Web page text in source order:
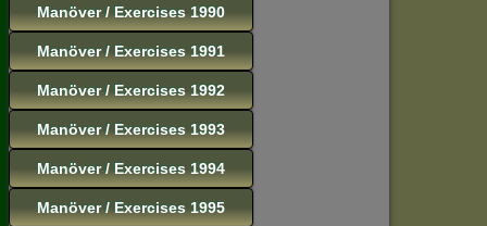
Manöver / Exercises 1990
Manöver / Exercises 1991
Manöver / Exercises 1992
Manöver / Exercises 1993
Manöver / Exercises 1994
Manöver / Exercises 1995